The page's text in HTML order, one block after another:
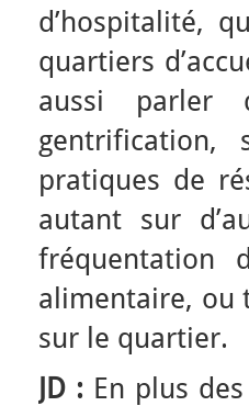
d’hospitalité,
quartiers
aussi parler
gentrification,
pratiques de
autant sur
fréquentation
alimentaire, ou
sur le quartier.
JD : En plus